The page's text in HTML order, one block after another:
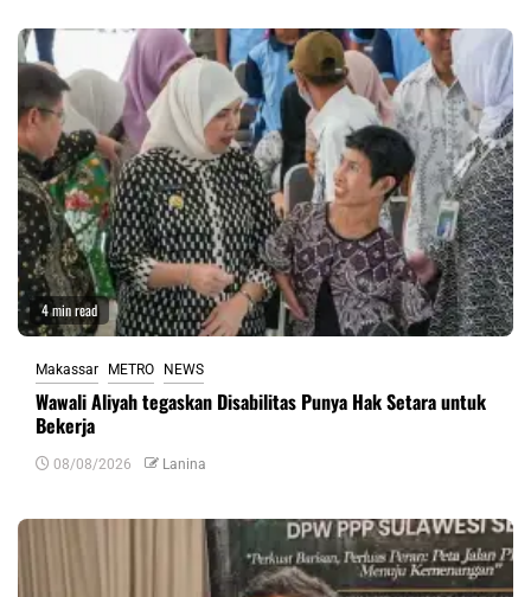
4 min read
Makassar METRO NEWS
Wawali Aliyah tegaskan Disabilitas Punya Hak Setara untuk
Bekerja
08/08/2026 Lanina